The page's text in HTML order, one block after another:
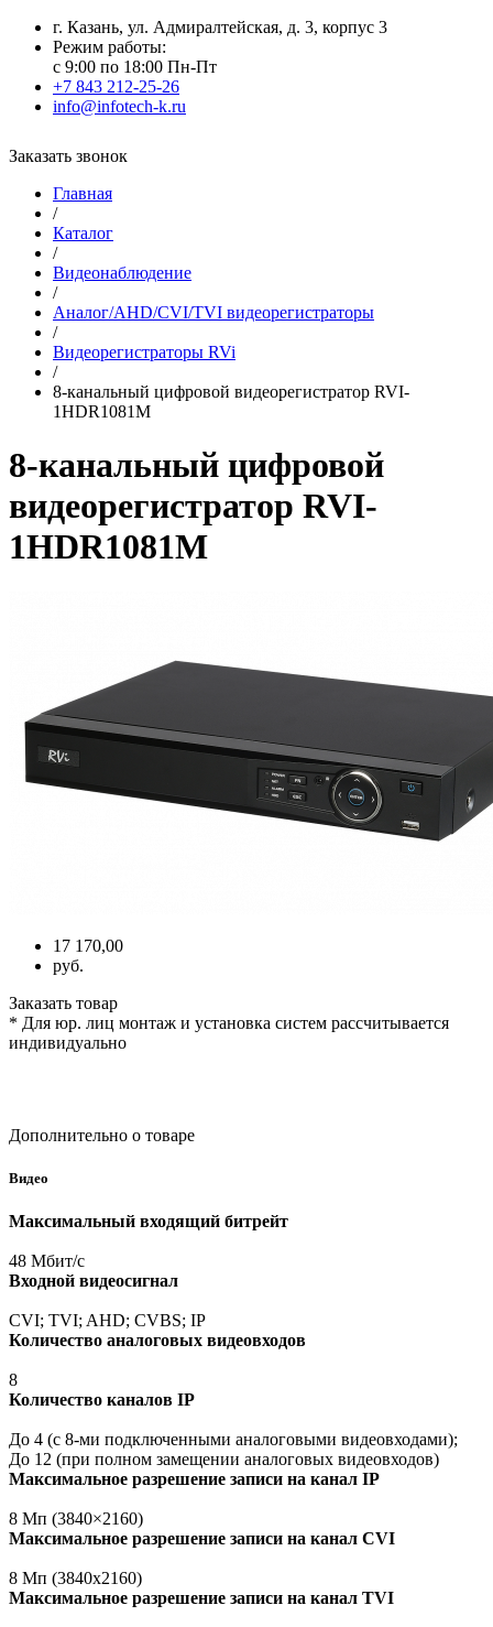
г. Казань, ул. Адмиралтейская, д. 3, корпус 3
Режим работы:
с 9:00 по 18:00 Пн-Пт
+7 843 212-25-26
info@infotech-k.ru
Заказать звонок
Главная
/
Каталог
/
Видеонаблюдение
/
Аналог/AHD/CVI/TVI видеорегистраторы
/
Видеорегистраторы RVi
/
8-канальный цифровой видеорегистратор RVI-
1HDR1081M
8-канальный цифровой
видеорегистратор RVI-
1HDR1081M
17 170,00
руб.
Заказать товар
* Для юр. лиц монтаж и установка систем рассчитывается
индивидуально
Дополнительно о товаре
Видео
Максимальный входящий битрейт
48 Мбит/с
Входной видеосигнал
CVI; TVI; AHD; CVBS; IP
Количество аналоговых видеовходов
8
Количество каналов IP
До 4 (с 8-ми подключенными аналоговыми видеовходами);
До 12 (при полном замещении аналоговых видеовходов)
Максимальное разрешение записи на канал IP
8 Мп (3840×2160)
Максимальное разрешение записи на канал CVI
8 Мп (3840х2160)
Максимальное разрешение записи на канал TVI